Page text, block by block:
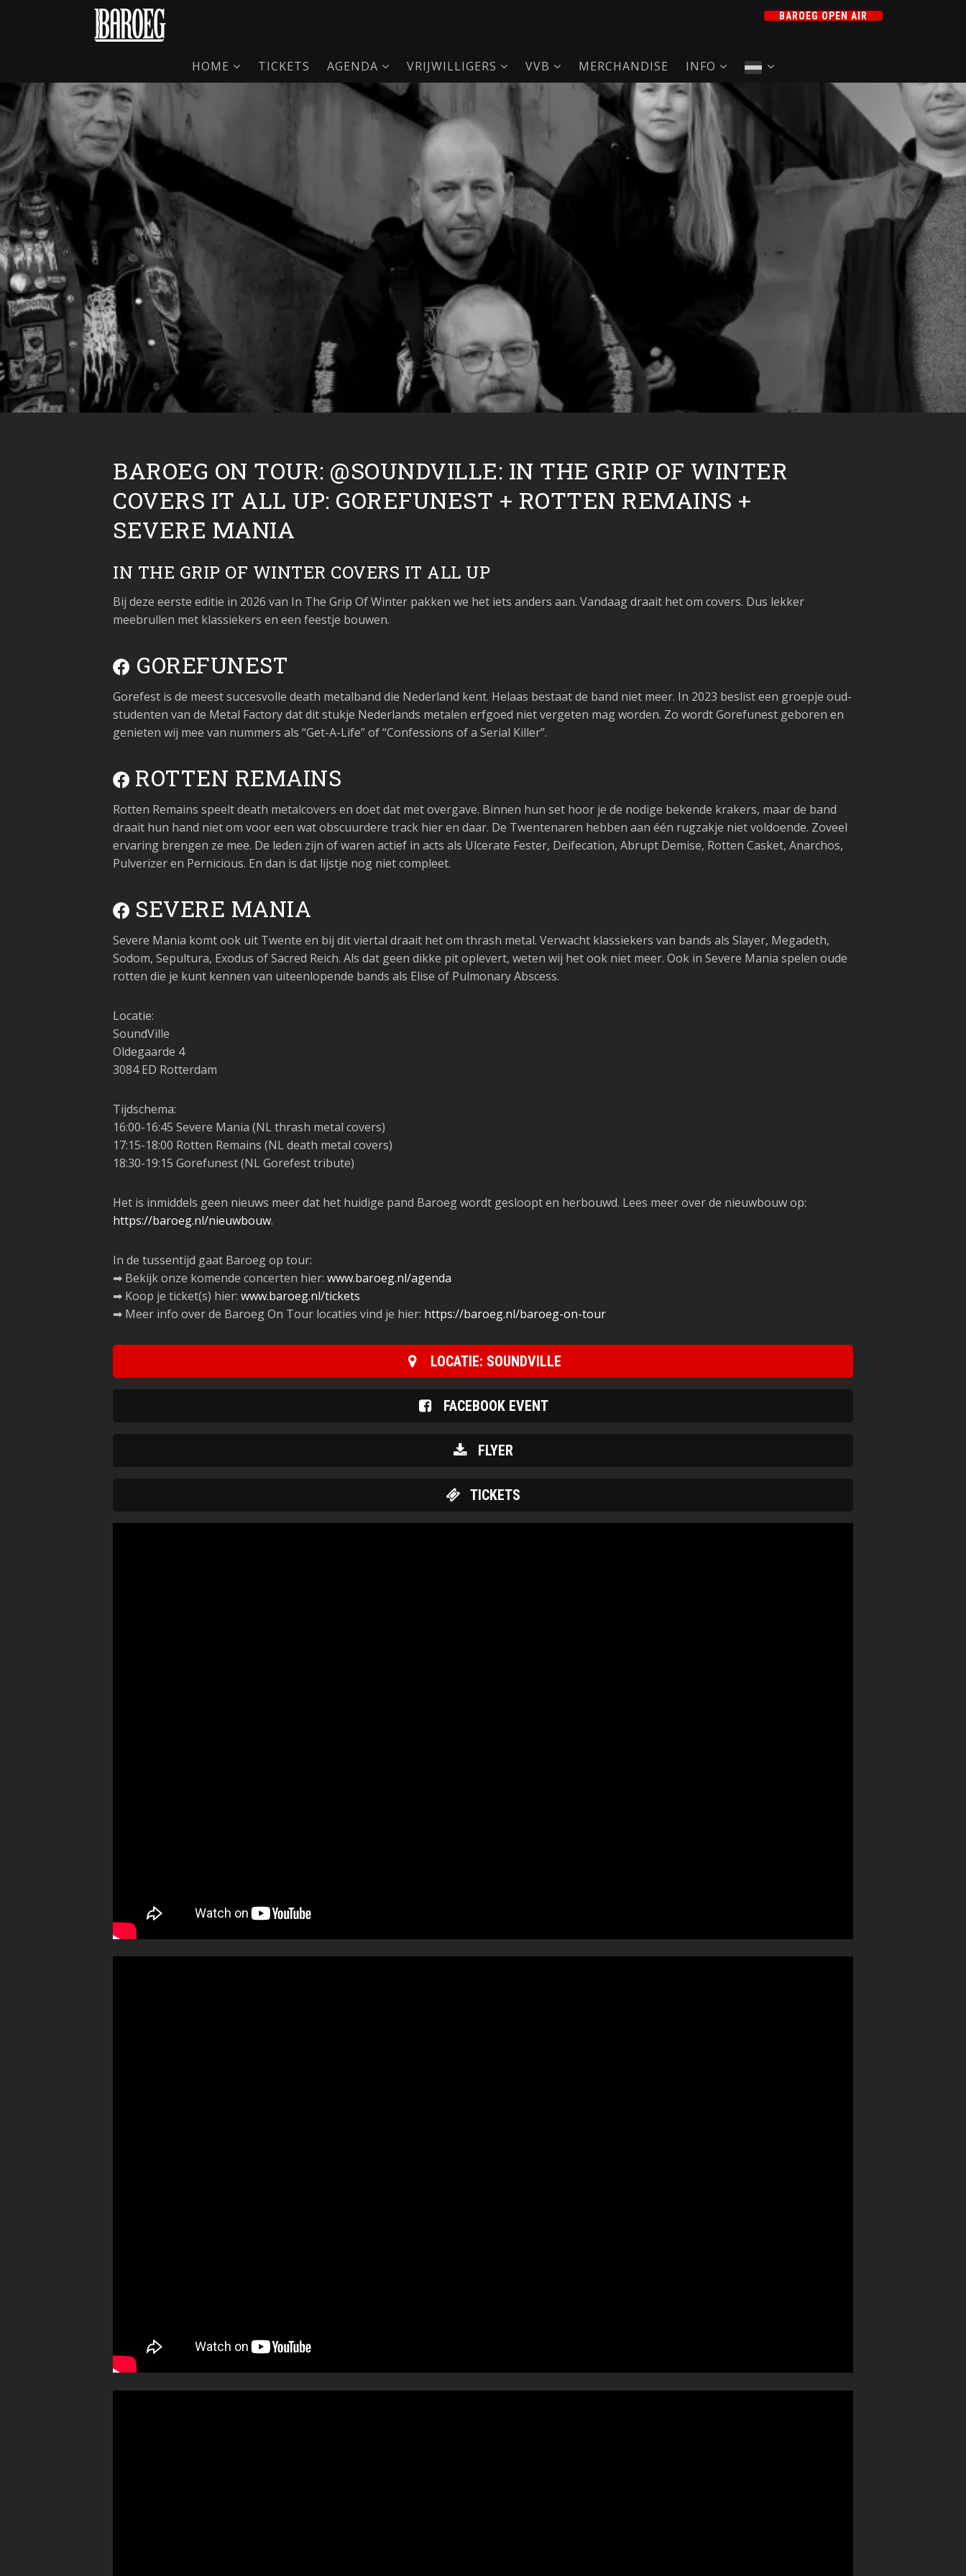
BAROEG OPEN AIR
HOME TICKETS AGENDA VRIJWILLIGERS VVB MERCHANDISE INFO
BAROEG ON TOUR: @SOUNDVILLE: IN THE GRIP OF WINTER
COVERS IT ALL UP: GOREFUNEST + ROTTEN REMAINS +
SEVERE MANIA
IN THE GRIP OF WINTER COVERS IT ALL UP
Bij deze eerste editie in 2026 van In The Grip Of Winter pakken we het iets anders aan. Vandaag draait het om covers. Dus lekker
meebrullen met klassiekers en een feestje bouwen.
GOREFUNEST
Gorefest is de meest succesvolle death metalband die Nederland kent. Helaas bestaat de band niet meer. In 2023 beslist een groepje oud-
studenten van de Metal Factory dat dit stukje Nederlands metalen erfgoed niet vergeten mag worden. Zo wordt Gorefunest geboren en
genieten wij mee van nummers als “Get-A-Life” of “Confessions of a Serial Killer”.
ROTTEN REMAINS
Rotten Remains speelt death metalcovers en doet dat met overgave. Binnen hun set hoor je de nodige bekende krakers, maar de band
draait hun hand niet om voor een wat obscuurdere track hier en daar. De Twentenaren hebben aan één rugzakje niet voldoende. Zoveel
ervaring brengen ze mee. De leden zijn of waren actief in acts als Ulcerate Fester, Deifecation, Abrupt Demise, Rotten Casket, Anarchos,
Pulverizer en Pernicious. En dan is dat lijstje nog niet compleet.
SEVERE MANIA
Severe Mania komt ook uit Twente en bij dit viertal draait het om thrash metal. Verwacht klassiekers van bands als Slayer, Megadeth,
Sodom, Sepultura, Exodus of Sacred Reich. Als dat geen dikke pit oplevert, weten wij het ook niet meer. Ook in Severe Mania spelen oude
rotten die je kunt kennen van uiteenlopende bands als Elise of Pulmonary Abscess.
Locatie:
SoundVille
Oldegaarde 4
3084 ED Rotterdam
Tijdschema:
16:00-16:45 Severe Mania (NL thrash metal covers)
17:15-18:00 Rotten Remains (NL death metal covers)
18:30-19:15 Gorefunest (NL Gorefest tribute)
️Het is inmiddels geen nieuws meer dat het huidige pand Baroeg wordt gesloopt en herbouwd. Lees meer over de nieuwbouw op:
https://baroeg.nl/nieuwbouw.
In de tussentijd gaat Baroeg op tour:
➡ Bekijk onze komende concerten hier: www.baroeg.nl/agenda
➡ Koop je ticket(s) hier: www.baroeg.nl/tickets
➡ Meer info over de Baroeg On Tour locaties vind je hier: https://baroeg.nl/baroeg-on-tour
LOCATIE: SOUNDVILLE
FACEBOOK EVENT
FLYER
TICKETS